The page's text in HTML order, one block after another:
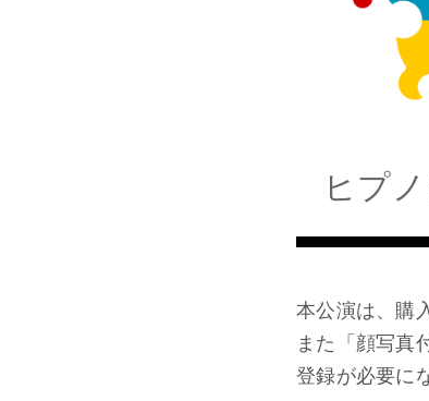
ヒプ
本公演は、購
また「顔写真
登録が必要に